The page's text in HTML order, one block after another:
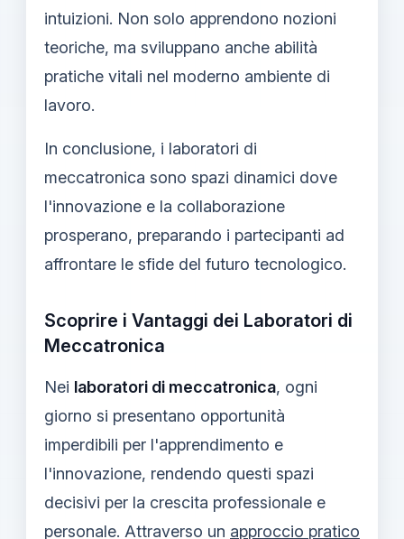
intuizioni. Non solo apprendono nozioni
teoriche, ma sviluppano anche abilità
pratiche vitali nel moderno ambiente di
lavoro.
In conclusione, i laboratori di
meccatronica sono spazi dinamici dove
l'innovazione e la collaborazione
prosperano, preparando i partecipanti ad
affrontare le sfide del futuro tecnologico.
Scoprire i Vantaggi dei Laboratori di
Meccatronica
Nei laboratori di meccatronica, ogni
giorno si presentano opportunità
imperdibili per l'apprendimento e
l'innovazione, rendendo questi spazi
decisivi per la crescita professionale e
personale. Attraverso un approccio pratico